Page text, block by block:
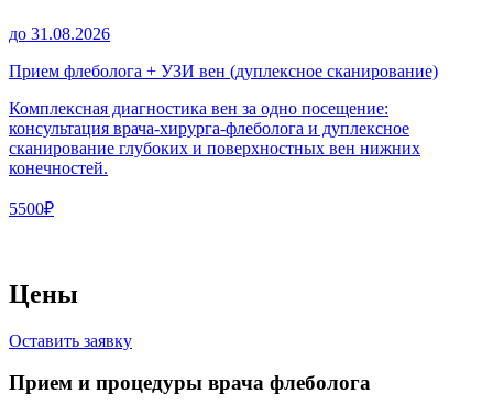
до 31.08.2026
Прием флеболога + УЗИ вен (дуплексное сканирование)
Комплексная диагностика вен за одно посещение:
консультация врача-хирурга-флеболога и дуплексное
сканирование глубоких и поверхностных вен нижних
конечностей.
5500₽
Цены
Оставить заявку
Прием и процедуры врача флеболога